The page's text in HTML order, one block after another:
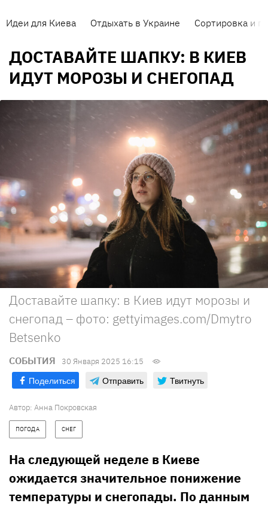
Идеи для Киева Отдыхать в Украине Сортировка и
ДОСТАВАЙТЕ ШАПКУ: В КИЕВ
ИДУТ МОРОЗЫ И СНЕГОПАД
Доставайте шапку: в Киев идут морозы и
снегопад – фото: gettyimages.com/Dmytro
Betsenko
СОБЫТИЯ 30 Января 2025 16:15
Поделиться Отправить Твитнуть
Автор: Анна Покровская
ПОГОДА СНЕГ
На следующей неделе в Киеве
ожидается значительное понижение
температуры и снегопады. По данным